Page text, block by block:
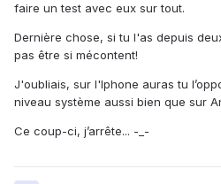
faire un test avec eux sur tout.
Dernière chose, si tu l'as depuis
pas être si mécontent!
J'oubliais, sur l'Iphone auras tu
niveau système aussi bien que sur
Ce coup-ci, j’arrête... -_-